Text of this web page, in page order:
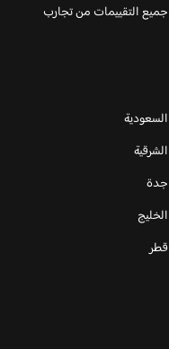
التقييمات من تجارب